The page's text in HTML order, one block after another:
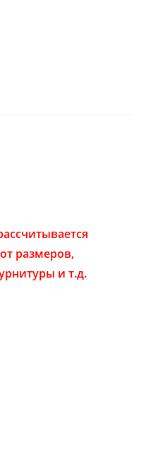
размеров,
и т.д.